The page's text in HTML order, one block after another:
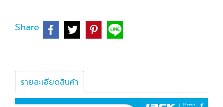
Share
รายละเอียดสินค้า